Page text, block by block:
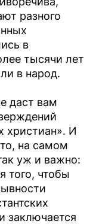
разного
в
тысячи лет
в народ.
даст вам
христиан». И
на самом
уж и важно:
того, чтобы
заключается